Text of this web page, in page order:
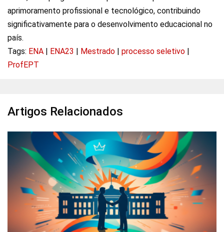
aprimoramento profissional e tecnológico, contribuindo
significativamente para o desenvolvimento educacional no
país.
Tags: ENA ENA23 Mestrado processo seletivo
ProfEPT
Artigos Relacionados